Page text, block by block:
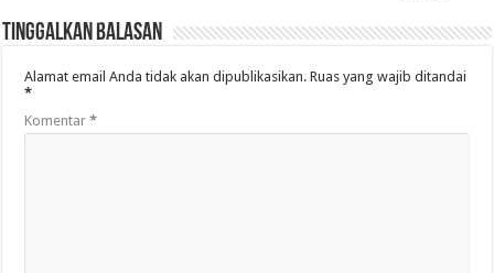
Tinggalkan Balasan
Alamat email Anda tidak akan dipublikasikan. Ruas yang wajib ditandai
*
Komentar*